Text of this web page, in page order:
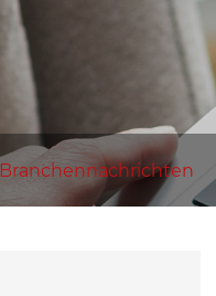
Branchennachrichten